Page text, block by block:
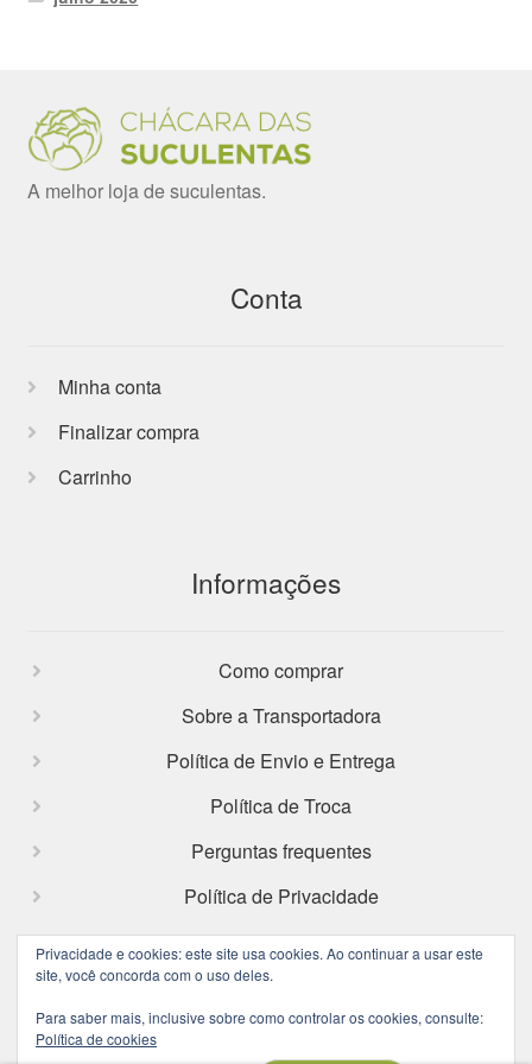
Privacidade e cookies: este site usa cookies. Ao continuar a usar este
site, você concorda com o uso deles.
Para saber mais, inclusive sobre como controlar os cookies, consulte:
Política de cookies
A melhor loja de suculentas.
Conta
Minha conta
Finalizar compra
Carrinho
Informações
Como comprar
Sobre a Transportadora
Política de Envio e Entrega
Política de Troca
Perguntas frequentes
Política de Privacidade
Facebook
Instagram